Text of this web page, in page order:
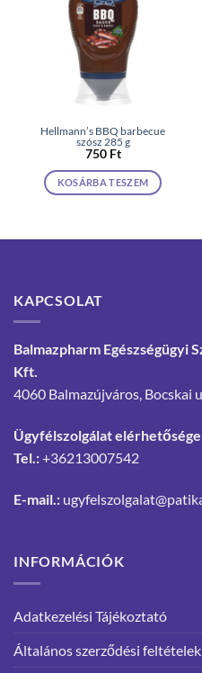
Hellmann’s BBQ barbecue
szósz 285 g
750 Ft
KOSÁRBA TESZEM
KAPCSOLAT
Balmazpharm Egészségügyi
Kft.
4060 Balmazújváros, Bocskai
Ügyfélszolgálat elérhetősége
Tel.:+36213007542
E-mail.:
INFORMÁCIÓK
Adatkezelési Tájékoztató
Általános szerződési feltételek